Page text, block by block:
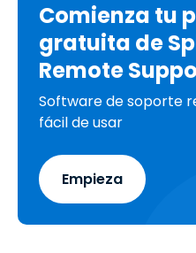
Comienza tu
gratuita de
Remote
Software de soporte
fácil de usar
Empieza